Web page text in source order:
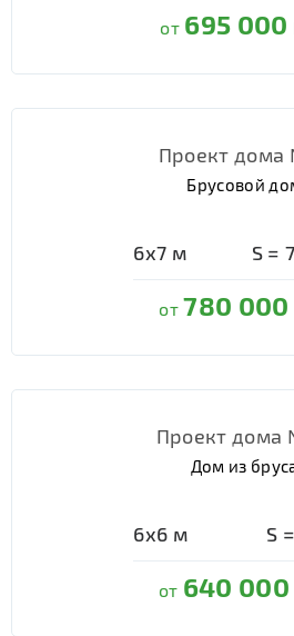
от 695 000
Проект дома
Брусовой
6х7 м S =
от780 000
Проект дома
Дом из
6х6 м S =
от 640 000